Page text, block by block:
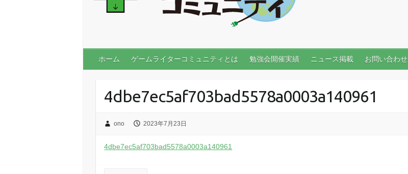
ホーム ゲームライターコミュニティとは 勉強会開催実績 ニュース掲載 お問い合わせ
4dbe7ec5af703bad5578a0003a140961
ono 2023年7月23日
4dbe7ec5af703bad5578a0003a140961